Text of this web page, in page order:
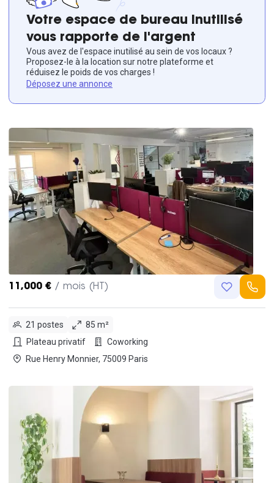
Votre espace de bureau inutilisé
vous rapporte de l'argent
Vous avez de l'espace inutilisé au sein de vos locaux ?
Proposez-le à la location sur notre plateforme et
réduisez le poids de vos charges !
Déposez une annonce
11,000 € / mois (HT)
21 postes
85 m²
Plateau privatif
Coworking
Rue Henry Monnier, 75009 Paris